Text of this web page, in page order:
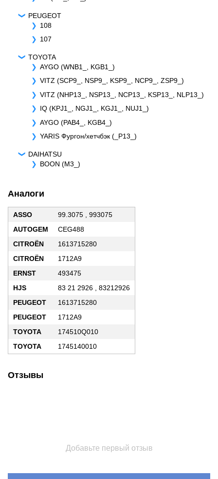
PEUGEOT
108
107
TOYOTA
AYGO (WNB1_, KGB1_)
VITZ (SCP9_, NSP9_, KSP9_, NCP9_, ZSP9_)
VITZ (NHP13_, NSP13_, NCP13_, KSP13_, NLP13_)
IQ (KPJ1_, NGJ1_, KGJ1_, NUJ1_)
AYGO (PAB4_, KGB4_)
YARIS Фургон/хетчбэк (_P13_)
DAIHATSU
BOON (M3_)
Аналоги
ASSO
99.3075 , 993075
AUTOGEM
CEG488
CITROËN
1613715280
CITROËN
1712A9
ERNST
493475
HJS
83 21 2926 , 83212926
PEUGEOT
1613715280
PEUGEOT
1712A9
TOYOTA
174510Q010
TOYOTA
1745140010
Отзывы
Добавьте первый отзыв